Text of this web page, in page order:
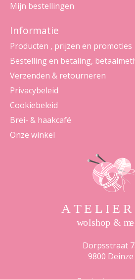
Mijn bestellingen
Informatie
Producten , prijzen en promoties
Bestelling en betaling,
Verzenden & retourneren
Privacybeleid
Cookiebeleid
Brei- & haakcafé
Onze winkel
Dorpsstraat
9800 Deinze